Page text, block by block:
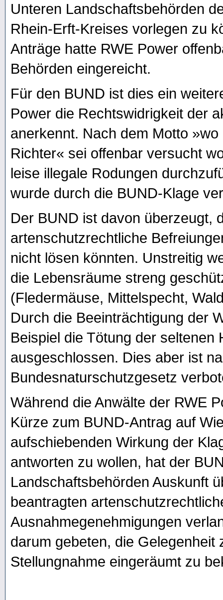
Unteren Landschaftsbehörden
Rhein-Erft-Kreises vorlegen zu
Anträge hatte RWE Power
Behörden eingereicht.
Für den BUND ist dies ein
Power die Rechtswidrigkeit der
anerkennt. Nach dem Motto
Richter« sei offenbar versucht
leise illegale Rodungen
wurde durch die BUND-Klage
Der BUND ist davon überzeugt,
artenschutzrechtliche
nicht lösen könnten. Unstreitig
die Lebensräume streng
(Fledermäuse, Mittelspecht,
Durch die Beeinträchtigung der
Beispiel die Tötung der seltenen
ausgeschlossen. Dies aber ist
Bundesnaturschutzgesetz
Während die Anwälte der RWE
Kürze zum BUND-Antrag auf
aufschiebenden Wirkung der
antworten zu wollen, hat der
Landschaftsbehörden Auskunft
beantragten
Ausnahmegenehmigungen
darum gebeten, die Gelegenheit
Stellungnahme eingeräumt zu